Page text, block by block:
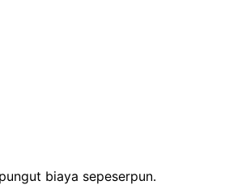
biaya sepeserpun.